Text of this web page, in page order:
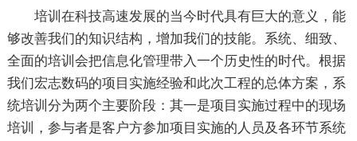
培训在科技高速发展的当今时代具有巨大的意义，能
够改善我们的知识结构，增加我们的技能。系统、细致、
全面的培训会把信息化管理带入一个历史性的时代。根据
我们宏志数码的项目实施经验和此次工程的总体方案，系
统培训分为两个主要阶段：其一是项目实施过程中的现场
培训，参与者是客户方参加项目实施的人员及各环节系统